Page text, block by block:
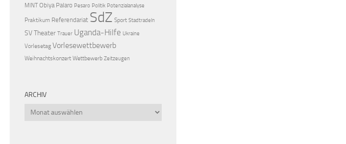
MINT Obiya Palaro Pesaro Politik Potenzialanalyse
Praktikum Referendariat SdZ Sport Stadtradeln
SVTheater Trauer Uganda-Hilfe Ukraine
Vorlesetag Vorlesewettbewerb
Weihnachtskonzert Wettbewerb Zeitzeugen
ARCHIV